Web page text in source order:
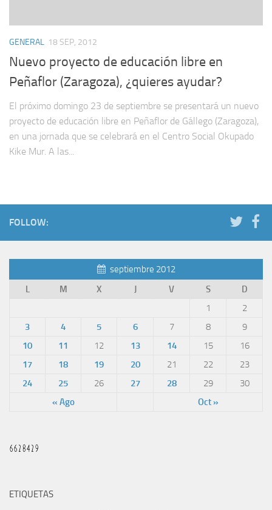
GENERAL 18 SEP, 2012
Nuevo proyecto de educación libre en
Peñaflor (Zaragoza), ¿quieres ayudar?
El próximo domingo 23 de septiembre se presentará un nuevo
proyecto de educación libre en Peñaflor de Gállego (Zaragoza),
en una jornada que se celebrará en el Centro Social Okupado
Kike Mur. A las...
FOLLOW:
septiembre 2012
L
M X J V S D
« Ago Oct »
1
2
3
4 5 6 7 8
9
10
11 12 13 14 15
16
17
18 19 20 21 22
23
24
25 26 27 28 29 30
ETIQUETAS